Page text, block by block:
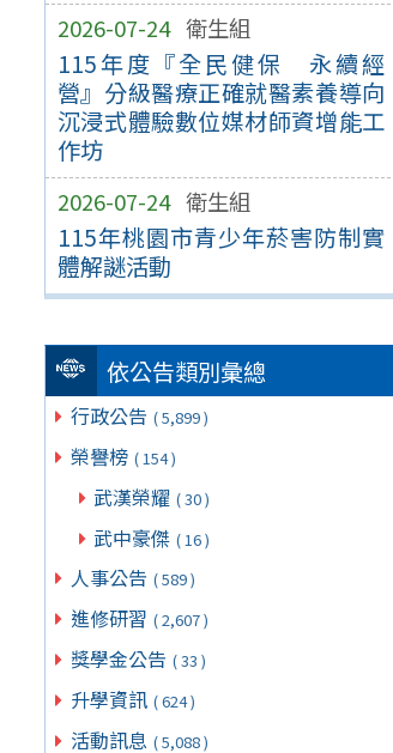
2026-07-24 衛生組
115年度『全民健保 永續經
營』分級醫療正確就醫素養導向
沉浸式體驗數位媒材師資增能工
作坊
2026-07-24 衛生組
115年桃園市青少年菸害防制實
體解謎活動
依公告類別彙總
行政公告 ( 5,899 )
榮譽榜 ( 154 )
武漢榮耀 ( 30 )
武中豪傑 ( 16 )
人事公告 ( 589 )
進修研習 ( 2,607 )
獎學金公告 ( 33 )
升學資訊 ( 624 )
活動訊息 ( 5,088 )